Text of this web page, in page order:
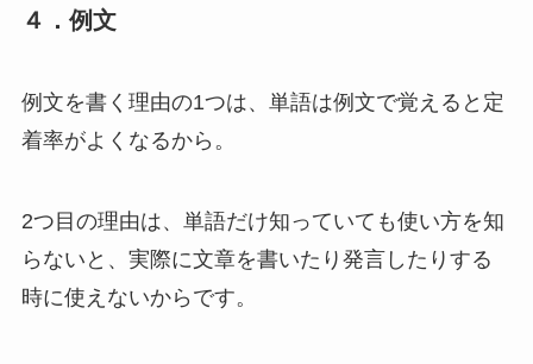
４．例文
例文を書く理由の1つは、単語は例文で覚えると定
着率がよくなるから。
2つ目の理由は、 単語だけ知っていても使い方を知
らないと、実際に文章を書いたり発言したりする
時に使えないからです。